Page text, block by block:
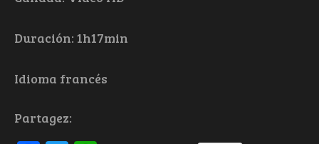
Duración: 1h17min
Idioma francés
Partagez: